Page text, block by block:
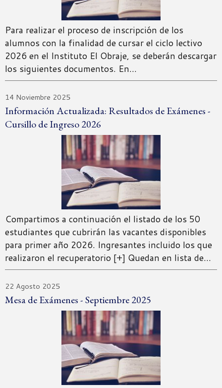
Para realizar el proceso de inscripción de los
alumnos con la finalidad de cursar el ciclo lectivo
2026 en el Instituto El Obraje, se deberán descargar
los siguientes documentos. En…
14 Noviembre 2025
Información Actualizada: Resultados de Exámenes -
Cursillo de Ingreso 2026
Compartimos a continuación el listado de los 50
estudiantes que cubrirán las vacantes disponibles
para primer año 2026. Ingresantes incluido los que
realizaron el recuperatorio [+] Quedan en lista de…
22 Agosto 2025
Mesa de Exámenes - Septiembre 2025